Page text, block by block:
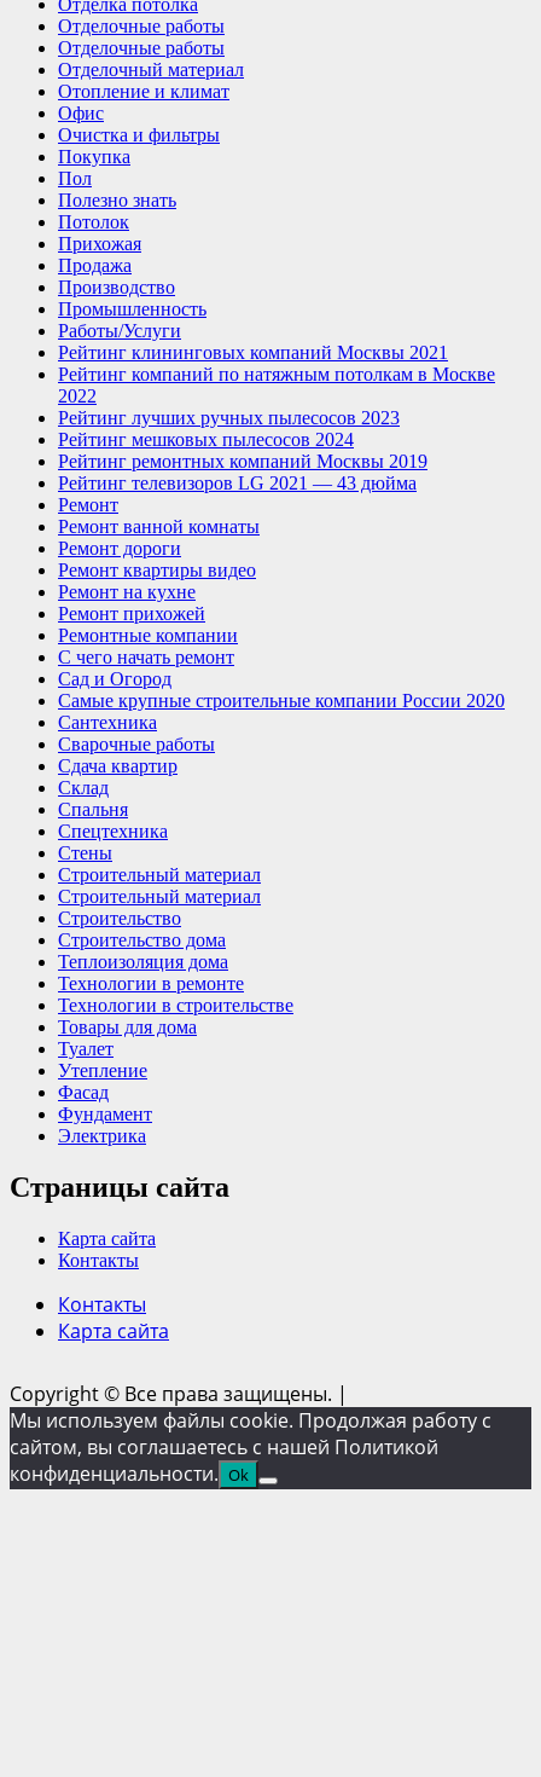
Отделка потолка
Отделочные работы
Отделочные работы
Отделочный материал
Отопление и климат
Офис
Очистка и фильтры
Покупка
Пол
Полезно знать
Потолок
Прихожая
Продажа
Производство
Промышленность
Работы/Услуги
Рейтинг клининговых компаний Москвы 2021
Рейтинг компаний по натяжным потолкам в Москве
2022
Рейтинг лучших ручных пылесосов 2023
Рейтинг мешковых пылесосов 2024
Рейтинг ремонтных компаний Москвы 2019
Рейтинг телевизоров LG 2021 — 43 дюйма
Ремонт
Ремонт ванной комнаты
Ремонт дороги
Ремонт квартиры видео
Ремонт на кухне
Ремонт прихожей
Ремонтные компании
С чего начать ремонт
Сад и Огород
Самые крупные строительные компании России 2020
Сантехника
Сварочные работы
Сдача квартир
Склад
Спальня
Спецтехника
Стены
Строительный материал
Строительный материал
Строительство
Строительство дома
Теплоизоляция дома
Технологии в ремонте
Технологии в строительстве
Товары для дома
Туалет
Утепление
Фасад
Фундамент
Электрика
Страницы сайта
Карта сайта
Контакты
Контакты
Карта сайта
Copyright © Все права защищены. |
Мы используем файлы cookie. Продолжая работу с
сайтом, вы соглашаетесь с нашей Политикой
конфиденциальности. Ok